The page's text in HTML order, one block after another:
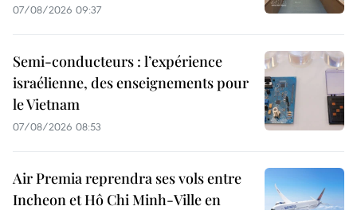
07/08/2026 09:37
Semi-conducteurs : l’expérience
israélienne, des enseignements pour
le Vietnam
07/08/2026 08:53
Air Premia reprendra ses vols entre
Incheon et Hô Chi Minh-Ville en